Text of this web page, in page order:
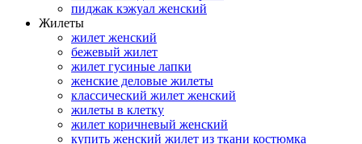
пиджак кэжуал женский
Жилеты
жилет женский
бежевый жилет
жилет гусиные лапки
женские деловые жилеты
классический жилет женский
жилеты в клетку
жилет коричневый женский
купить женский жилет из ткани костюмка